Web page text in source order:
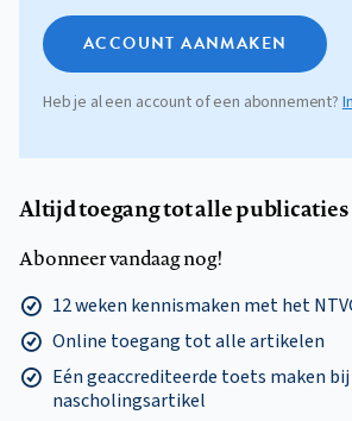
ACCOUNT AANMAKEN
Heb je al een account of een abonnement?
Altijd toegang tot alle publicaties
Abonneer vandaag nog!
12 weken kennismaken met het
Online toegang tot alle artikelen
Eén geaccrediteerde toets maken
nascholingsartikel